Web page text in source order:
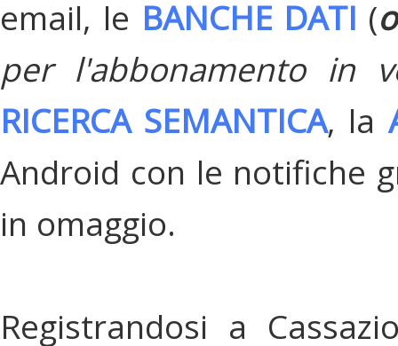
email, le BANCHE DATI (
per l'abbonamento in
RICERCA SEMANTICA, la
Android con le notifiche
in omaggio.
Registrandosi a